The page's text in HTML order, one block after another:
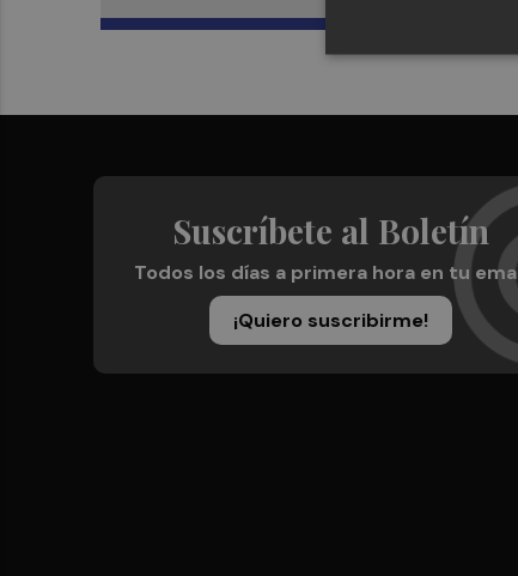
Suscríbete al Boletín
Todos los días a primera hora en tu
¡Quiero suscribirme!